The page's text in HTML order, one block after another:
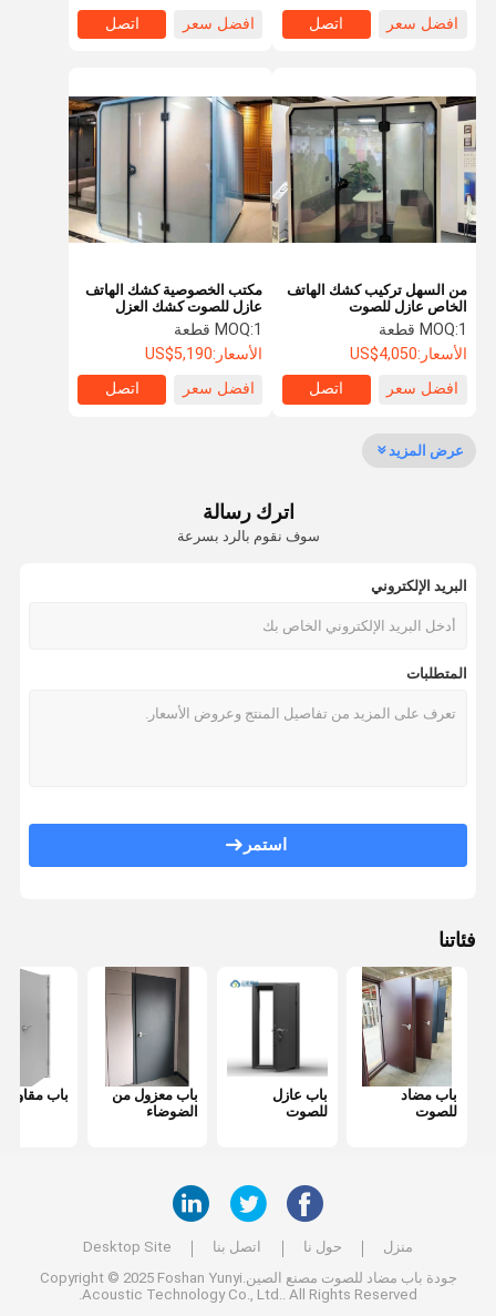
باب مضاد للصوت
باب عازل للصوت
باب مضاد للحريق
جدار التقسيم المنقول
قسم الحائط القابل للعمل
مقسم غرفة معلقة
افضل سعر
اتصل
افضل سعر
اتصل
من السهل تركيب كشك الهاتف
الخاص عازل للصوت
للاجتماعات الداخلية
MOQ:1 قطعة
الأسعار:US$4,050
افضل سعر
اتصل
مكتب الخصوصية كشك الهاتف
عازل للصوت كشك العزل
الصوتي
MOQ:1 قطعة
الأسعار:US$5,190
افضل سعر
اتصل
عرض المزيد
اترك رسالة
سوف نقوم بالرد بسرعة
البريد الإلكتروني
المتطلبات
استمر
فئاتنا
باب مضاد
للصوت
باب عازل
للصوت
باب معزول من
الضوضاء
باب مقاوم
منزل حول نا اتصل بنا
Desktop Site
جودة باب مضاد للصوت
مصنع الصين.Copyright © 2025 Foshan Yunyi
Acoustic Technology Co., Ltd.. All Rights Reserved.